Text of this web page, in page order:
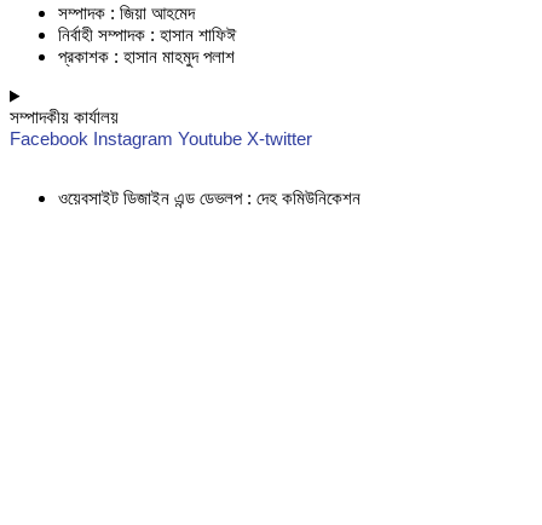
সম্পাদক : জিয়া আহমেদ
নির্বাহী সম্পাদক : হাসান শাফিঈ
প্রকাশক : হাসান মাহমুদ পলাশ
সম্পাদকীয় কার্যালয়
Facebook Instagram Youtube X-twitter
ওয়েবসাইট ডিজাইন এন্ড ডেভলপ : দেহ কমিউনিকেশন